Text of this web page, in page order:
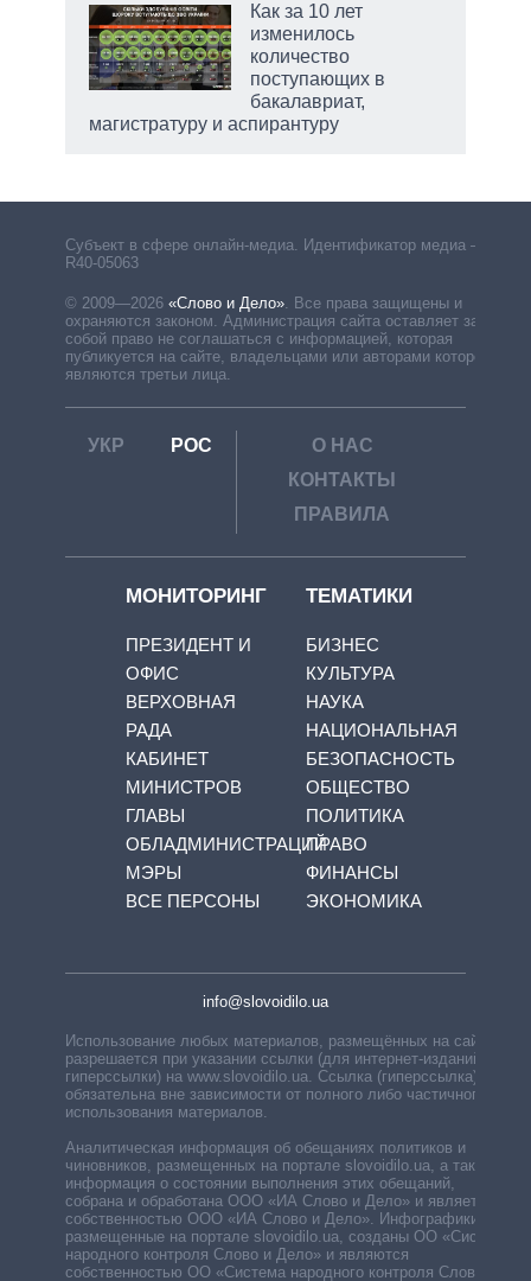
Как за 10 лет
изменилось
количество
поступающих в
бакалавриат,
магистратуру и аспирантуру
Субъект в сфере онлайн-медиа. Идентификатор медиа –
R40-05063
© 2009—2026 «Слово и Дело». Все права защищены и
охраняются законом. Администрация сайта оставляет за
собой право не соглашаться с информацией, которая
публикуется на сайте, владельцами или авторами которой
являются третьи лица.
УКР РОС
О НАС
КОНТАКТЫ
ПРАВИЛА
МОНИТОРИНГ
ПРЕЗИДЕНТ И
ОФИС
ВЕРХОВНАЯ
РАДА
КАБИНЕТ
МИНИСТРОВ
ГЛАВЫ
ОБЛАДМИНИСТРАЦИЙ
МЭРЫ
ВСЕ ПЕРСОНЫ
ТЕМАТИКИ
БИЗНЕС
КУЛЬТУРА
НАУКА
НАЦИОНАЛЬНАЯ
БЕЗОПАСНОСТЬ
ОБЩЕСТВО
ПОЛИТИКА
ПРАВО
ФИНАНСЫ
ЭКОНОМИКА
info@slovoidilo.ua
Использование любых материалов, размещённых на сайте,
разрешается при указании ссылки (для интернет-изданий —
гиперссылки) на www.slovoidilo.ua. Ссылка (гиперссылка)
обязательна вне зависимости от полного либо частичного
использования материалов.
Аналитическая информация об обещаниях политиков и
чиновников, размещенных на портале slovoidilo.ua, а также
информация о состоянии выполнения этих обещаний,
собрана и обработана ООО «ИА Слово и Дело» и является
собственностью ООО «ИА Слово и Дело». Инфографики,
размещенные на портале slovoidilo.ua, созданы ОО «Система
народного контроля Слово и Дело» и являются
собственностью ОО «Система народного контроля Слово и